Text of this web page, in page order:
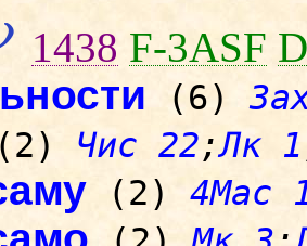
1438 F-3ASF
(6)
Чис 22;Лк 1
(2)4Mac